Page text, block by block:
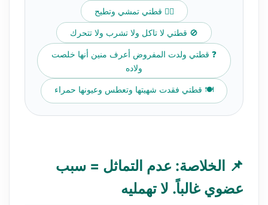
🚶‍♂️ قطتي تمشي وتطيح
🚫 قطتي لا تاكل ولا تشرب ولا تتحرك
❓ قطتي ولدت المفروض أعرف منين أنها خلصت
ولاده
🍽️ قطتي فقدت شهيتها وتعطس وعيونها حمراء
📌 الخلاصة: عدم التماثل = سبب
عضوي غالباً. لا تهمليه